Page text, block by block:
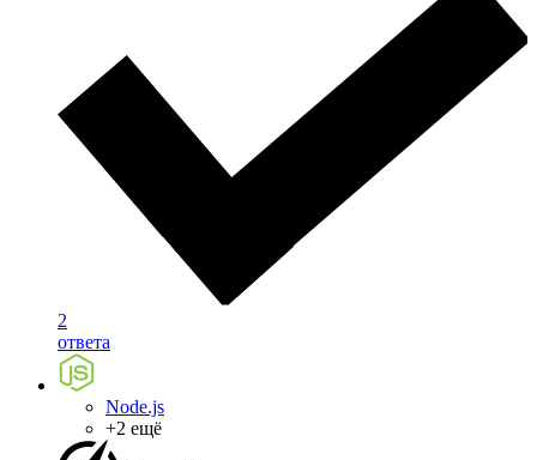
2
ответа
Node.js
+2 ещё